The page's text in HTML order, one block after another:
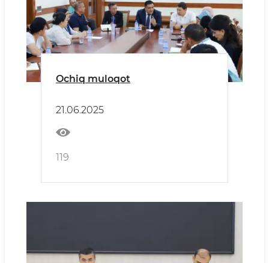
Ochiq muloqot
21.06.2025
119